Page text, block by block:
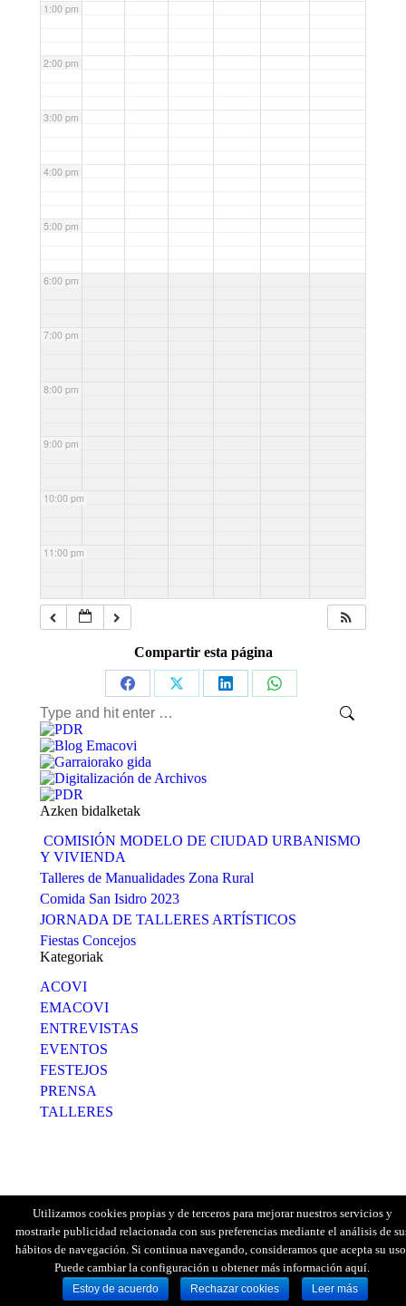
1:00 pm
2:00 pm
3:00 pm
4:00 pm
5:00 pm
6:00 pm
7:00 pm
8:00 pm
9:00 pm
10:00 pm
11:00 pm
Compartir esta página
Share
on
Facebook
Share
Share
Share
Search:
Azken bidalketak
COMISIÓN MODELO DE CIUDAD URBANISMO
Y VIVIENDA
Talleres de Manualidades Zona Rural
Comida San Isidro 2023
JORNADA DE TALLERES ARTÍSTICOS
Fiestas Concejos
Kategoriak
ACOVI
EMACOVI
ENTREVISTAS
EVENTOS
FESTEJOS
PRENSA
TALLERES
2019 · Diseñada
porALUNARTE
Pribatutasun Politika
Orokorra
Lege Oharra Cookies
Utilizamos cookies propias y de terceros para mejorar nuestros servicios y
mostrarle publicidad relacionada con sus preferencias mediante el análisis de
hábitos de navegación. Si continua navegando, consideramos que acepta su
Puede cambiar la configuración u obtener más información aquí.
Estoy de acuerdo Rechazar cookies Leer más